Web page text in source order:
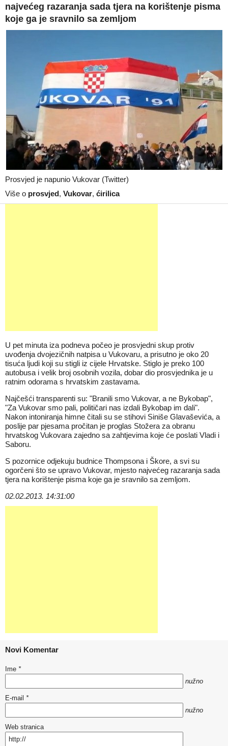
najvećeg razaranja sada tjera na korištenje pisma
koje ga je sravnilo sa zemljom
Prosvjed je napunio Vukovar (Twitter)
Više o prosvjed, Vukovar, ćirilica
U pet minuta iza podneva počeo je prosvjedni skup protiv
uvođenja dvojezičnih natpisa u Vukovaru, a prisutno je oko 20
tisuća ljudi koji su stigli iz cijele Hrvatske. Stiglo je preko 100
autobusa i velik broj osobnih vozila, dobar dio prosvjednika je u
ratnim odorama s hrvatskim zastavama.
Najčešći transparenti su: "Branili smo Vukovar, a ne Bykobap",
"Za Vukovar smo pali, političari nas izdali Bykobap im dali".
Nakon intoniranja himne čitali su se stihovi Siniše Glavaševića, a
poslije par pjesama pročitan je proglas Stožera za obranu
hrvatskog Vukovara zajedno sa zahtjevima koje će poslati Vladi i
Saboru.
S pozornice odjekuju budnice Thompsona i Škore, a svi su
ogorčeni što se upravo Vukovar, mjesto najvećeg razaranja sada
tjera na korištenje pisma koje ga je sravnilo sa zemljom.
02.02.2013. 14:31:00
Novi Komentar
Ime *
nužno
E-mail *
nužno
Web stranica